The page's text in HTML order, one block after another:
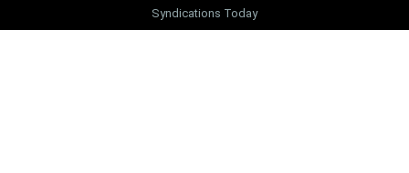
Syndications Today